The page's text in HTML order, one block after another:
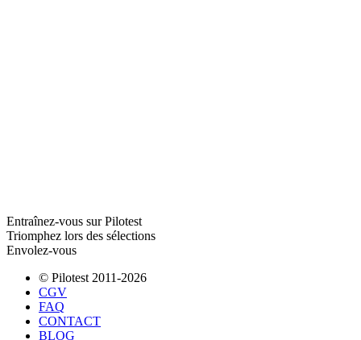
Entraînez-vous sur Pilotest
Triomphez lors des sélections
Envolez-vous
© Pilotest 2011-2026
CGV
FAQ
CONTACT
BLOG